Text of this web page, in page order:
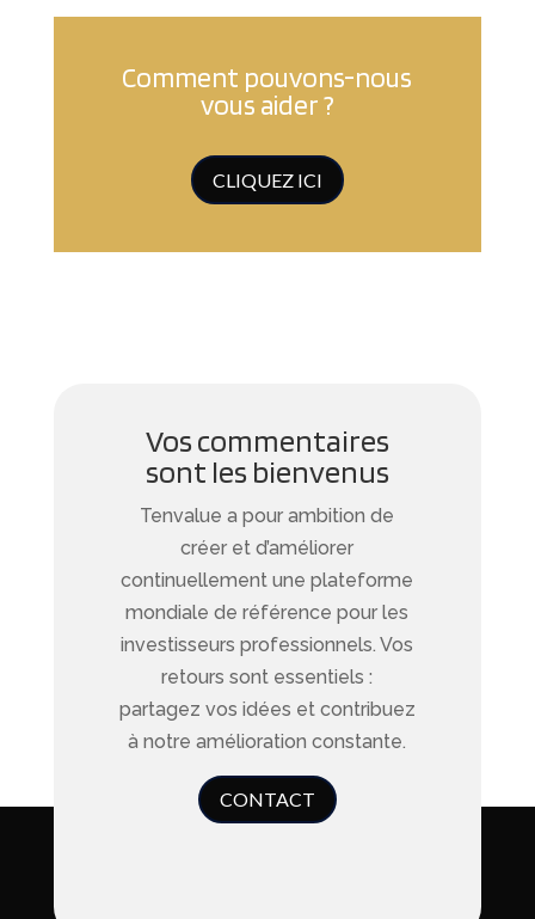
Comment pouvons-nous
vous aider ?
CLIQUEZ ICI
Vos commentaires
sont les bienvenus
Tenvalue a pour ambition de
créer et d’améliorer
continuellement une plateforme
mondiale de référence pour les
investisseurs professionnels. Vos
retours sont essentiels :
partagez vos idées et contribuez
à notre amélioration constante.
CONTACT